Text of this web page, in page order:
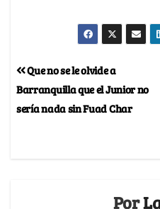
Que no se le olvide a
Barranquilla que el Junior no
sería nada sin Fuad Char
Por